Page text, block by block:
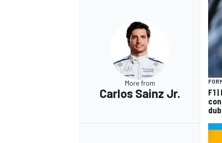
More from
Carlos Sainz Jr.
F1